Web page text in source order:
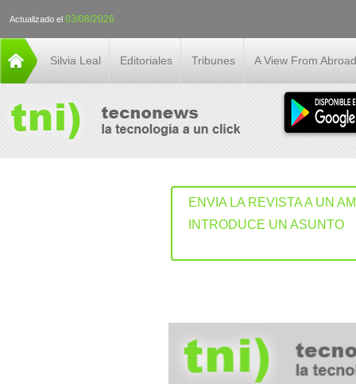
Actualizado el 03/08/2026
Silvia Leal Editoriales Tribunes A View From Abroad
ENVIA LA REVISTA A UN
INTRODUCE UN ASUNTO